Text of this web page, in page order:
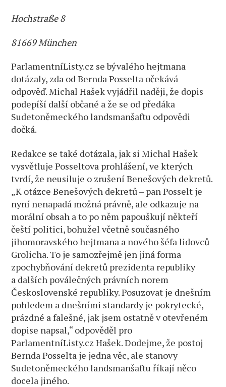
Hochstraße 8
81669 München
ParlamentníListy.cz se bývalého hejtmana
dotázaly, zda od Bernda Posselta očekává
odpověď. Michal Hašek vyjádřil naději, že dopis
podepíší další občané a že se od předáka
Sudetoněmeckého landsmanšaftu odpovědi
dočká.
Redakce se také dotázala, jak si Michal Hašek
vysvětluje Posseltova prohlášení, ve kterých
tvrdí, že neusiluje o zrušení Benešových dekretů.
„K otázce Benešových dekretů – pan Posselt je
nyní nenapadá možná právně, ale odkazuje na
morální obsah a to po něm papouškují někteří
čeští politici, bohužel včetně současného
jihomoravského hejtmana a nového šéfa lidovců
Grolicha. To je samozřejmě jen jiná forma
zpochybňování dekretů prezidenta republiky
a dalších poválečných právních norem
Československé republiky. Posuzovat je dnešním
pohledem a dnešními standardy je pokrytecké,
prázdné a falešné, jak jsem ostatně v otevřeném
dopise napsal,“ odpověděl pro
ParlamentníListy.cz Hašek. Dodejme, že postoj
Bernda Posselta je jedna věc, ale stanovy
Sudetoněmeckého landsmanšaftu říkají něco
docela jiného.